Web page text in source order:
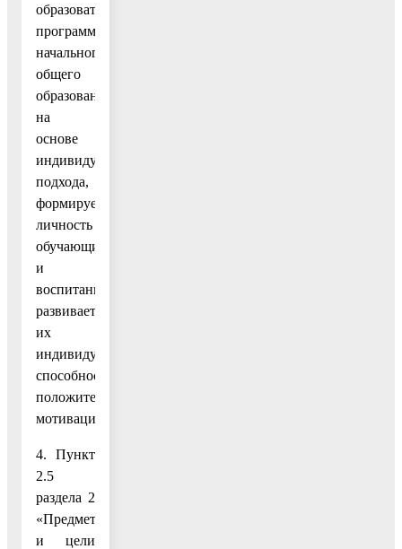
образовательных
программ
начального
общего
образования,
на
основе
индивидуального
подхода,
формирует
личность
обучающихся
и
воспитанников,
развивает
их
индивидуальные
способности,
положительные
мотивации;».
4. Пункт
2.5
раздела 2
«Предмет
и цели